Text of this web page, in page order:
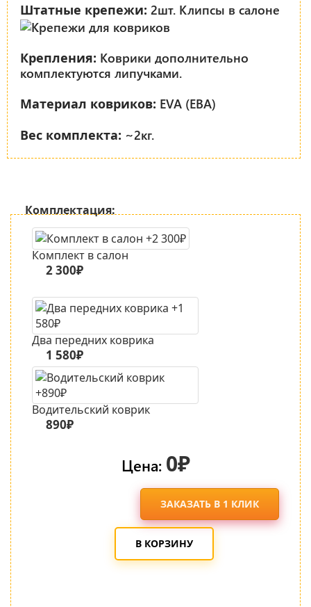
Штатные крепежи: 2шт. Клипсы в салоне
Крепления: Коврики дополнительно
комплектуются липучками.
Материал ковриков: EVA (ЕВА)
Вес комплекта: ~2кг.
Комплектация:
Комплект в салон
2 300₽
Два передних коврика
1 580₽
Водительский коврик
890₽
Цена: 0₽
ЗАКАЗАТЬ В 1 КЛИК
В КОРЗИНУ